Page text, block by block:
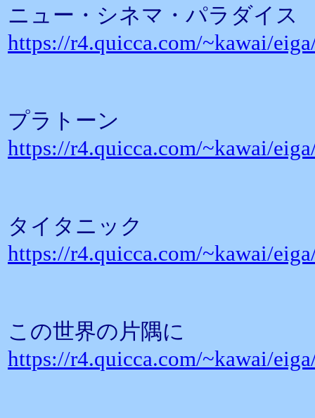
ニュー・シネマ・パラダイス
https://r4.quicca.com/~kawai/
プラトーン
https://r4.quicca.com/~kawai/
タイタニック
https://r4.quicca.com/~kawai/
この世界の片隅に
https://r4.quicca.com/~kawai/